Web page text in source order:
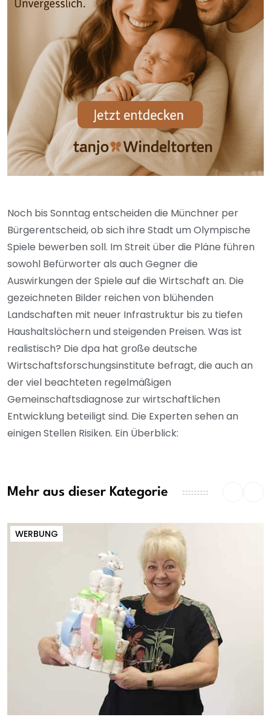
Noch bis Sonntag entscheiden die Münchner per
Bürgerentscheid, ob sich ihre Stadt um Olympische
Spiele bewerben soll. Im Streit über die Pläne führen
sowohl Befürworter als auch Gegner die
Auswirkungen der Spiele auf die Wirtschaft an. Die
gezeichneten Bilder reichen von blühenden
Landschaften mit neuer Infrastruktur bis zu tiefen
Haushaltslöchern und steigenden Preisen. Was ist
realistisch? Die dpa hat große deutsche
Wirtschaftsforschungsinstitute befragt, die auch an
der viel beachteten regelmäßigen
Gemeinschaftsdiagnose zur wirtschaftlichen
Entwicklung beteiligt sind. Die Experten sehen an
einigen Stellen Risiken. Ein Überblick:
Mehr aus dieser Kategorie
WERBUNG